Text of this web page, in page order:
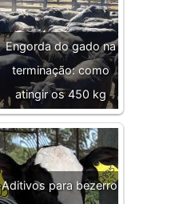
Engorda do gado na
terminação: como
atingir os 450 kg
Aditivos para bezerro: